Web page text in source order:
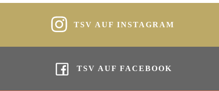
TSV AUF INSTAGRAM
TSV AUF FACEBOOK